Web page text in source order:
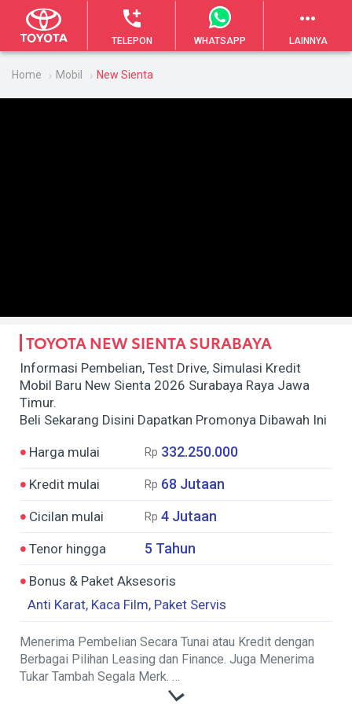
TELEPON WHATSAPP LAINNYA
Home Mobil New Sienta
TOYOTA NEW SIENTA SURABAYA
Informasi Pembelian, Test Drive, Simulasi Kredit
Mobil Baru New Sienta 2026 Surabaya Raya Jawa
Timur.
Beli Sekarang Disini Dapatkan Promonya Dibawah Ini
Harga mulai Rp 332.250.000
Kredit mulai Rp 68 Jutaan
Cicilan mulai Rp 4 Jutaan
Tenor hingga 5 Tahun
Bonus & Paket Aksesoris
Anti Karat, Kaca Film, Paket Servis
Menerima Pembelian Secara Tunai atau Kredit dengan
Berbagai Pilihan Leasing dan Finance. Juga Menerima
Tukar Tambah Segala Merk.
Diproses Cepat mulai 1 Hari Kerja, Persyaratan Mudah.